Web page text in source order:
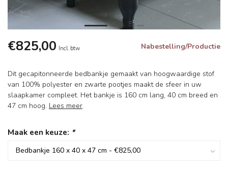
€825,00 Incl. btw Nabestelling/Productie
Dit gecapitonneerde bedbankje gemaakt van hoogwaardige stof
van 100% polyester en zwarte pootjes maakt de sfeer in uw
slaapkamer compleet. Het bankje is 160 cm lang, 40 cm breed en
47 cm hoog. Lees meer.
Maak een keuze: *